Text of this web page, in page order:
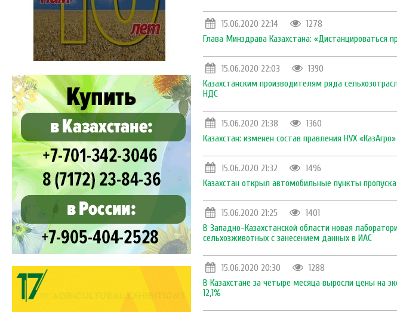
15.06.2020 22:14
1278
Глава Минздрава Казахстана: «Дистанцироваться
15.06.2020 22:03
1390
Казахстанским производителям ряда
НДС
15.06.2020 21:38
1360
Казахстан: изменен состав правления НУХ «КазАгро»
15.06.2020 21:32
1496
Казахстан открыл автомобильные пункты
15.06.2020 21:25
1401
В Западно-Казахстанской области новая
сельхозживотных с занесением данных в ИАС
15.06.2020 20:30
1288
В Казахстане за четыре месяца выросли цены на
12,1%